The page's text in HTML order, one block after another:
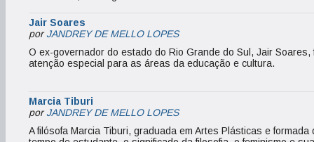
Jair Soares
porJANDREY DE MELLO LOPES
O ex-governador do estado do Rio Grande do Sul, Jair
atenção especial para as áreas da educação e cultura.
Marcia Tiburi
porJANDREY DE MELLO LOPES
A filósofa Marcia Tiburi, graduada em Artes Plásticas e